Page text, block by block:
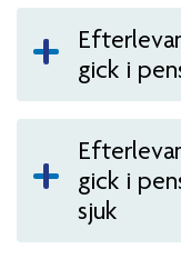
gick i
gick i
sjuk